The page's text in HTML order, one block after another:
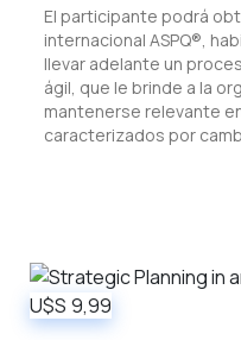
El participante podrá
internacional ASPQ®,
llevar adelante un
ágil, que le brinde a la
mantenerse relevante
caracterizados por
U$S 9,99